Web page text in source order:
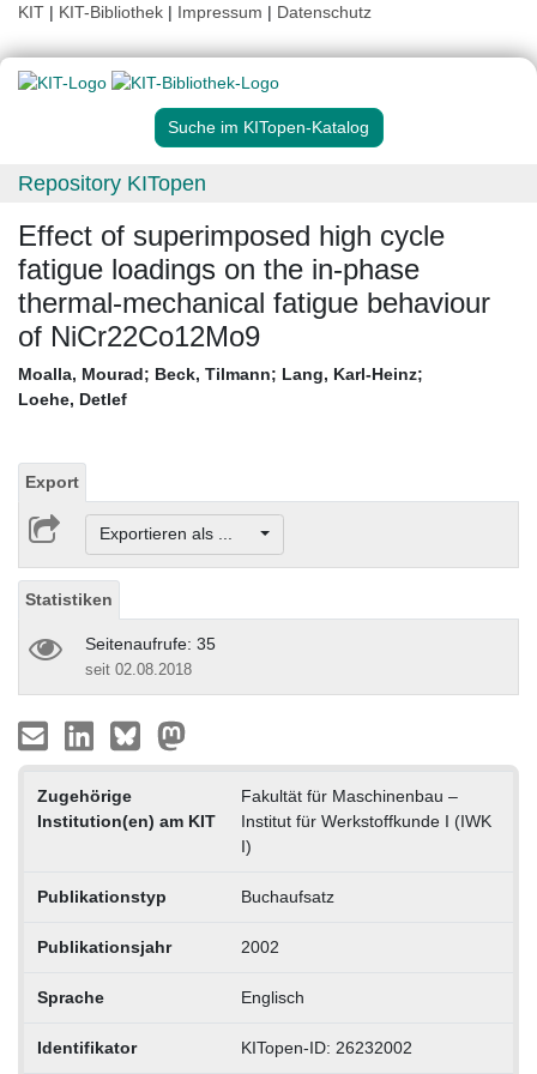
KIT | KIT-Bibliothek | Impressum | Datenschutz
Suche im KITopen-Katalog
Repository KITopen
Effect of superimposed high cycle
fatigue loadings on the in-phase
thermal-mechanical fatigue behaviour
of NiCr22Co12Mo9
Moalla, Mourad; Beck, Tilmann; Lang, Karl-Heinz;
Loehe, Detlef
Export
Exportieren als ...
Statistiken
Seitenaufrufe: 35
seit 02.08.2018
Zugehörige
Institution(en) am KIT
Fakultät für Maschinenbau –
Institut für Werkstoffkunde I (IWK
I)
Publikationstyp Buchaufsatz
Publikationsjahr 2002
Sprache Englisch
Identifikator KITopen-ID: 26232002